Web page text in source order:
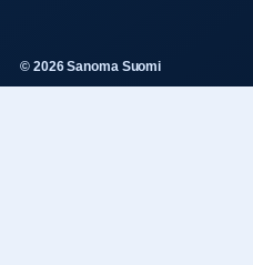
© 2026 Sanoma Suomi